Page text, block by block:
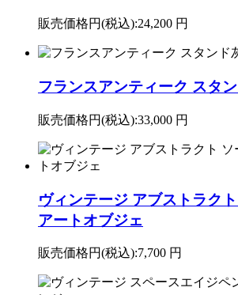
販売価格円(税込):24,200 円
フランスアンティーク スタン
販売価格円(税込):33,000 円
ヴィンテージ アブストラク
アートオブジェ
販売価格円(税込):7,700 円